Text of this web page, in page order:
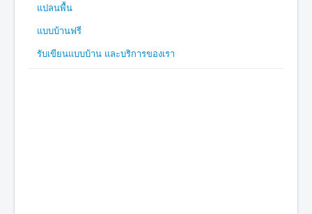
แปลนพื้น
แบบบ้านฟรี
รับเขียนแบบบ้าน และบริการของเรา